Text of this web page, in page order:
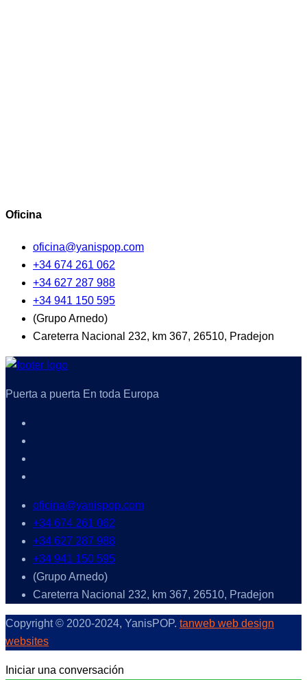
Oficina
oficina@yanispop.com
+34 674 261 062
+34 627 287 988
+34 941 150 595
(Grupo Arnedo)
Careterra Nacional 232, km 367, 26510, Pradejon
Puerta a puerta En toda Europa
oficina@yanispop.com
+34 674 261 062
+34 627 287 988
+34 941 150 595
(Grupo Arnedo)
Careterra Nacional 232, km 367, 26510, Pradejon
Copyright © 2020-2024, YanisPOP. tanweb web design
websites
Iniciar una conversación